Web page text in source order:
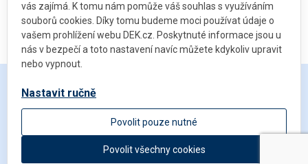
vás zajímá. K tomu nám pomůže váš souhlas s využíváním
souborů cookies. Díky tomu budeme moci používat údaje o
vašem prohlížení webu DEK.cz. Poskytnuté informace jsou u
nás v bezpečí a toto nastavení navíc můžete kdykoliv upravit
nebo vypnout.
Povolit všechny cookies
Povolit pouze nutné
Nastavit ručněNapisz do nas